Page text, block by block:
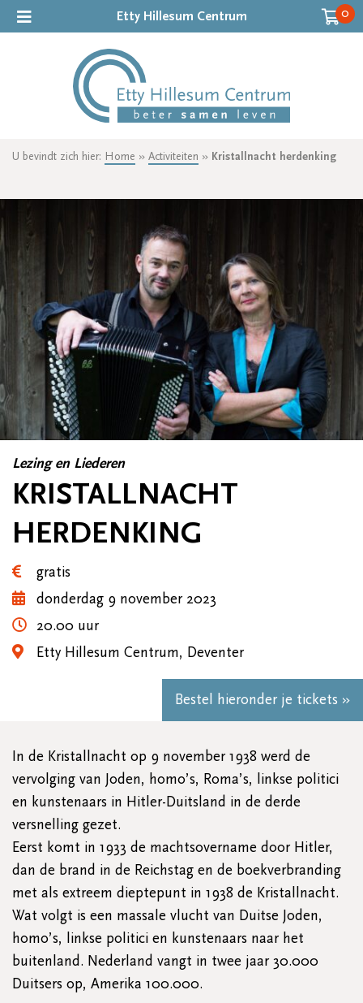
Etty Hillesum Centrum 0
U bevindt zich hier: Home » Activiteiten » Kristallnacht herdenking
Bestel hieronder je tickets »
Lezing en Liederen
KRISTALLNACHT
HERDENKING
gratis
donderdag 9 november 2023
20.00 uur
Etty Hillesum Centrum, Deventer
In de Kristallnacht op 9 november 1938 werd de
vervolging van Joden, homo’s, Roma’s, linkse politici
en kunstenaars in Hitler-Duitsland in de derde
versnelling gezet.
Eerst komt in 1933 de machtsovername door Hitler,
dan de brand in de Reichstag en de boekverbranding
met als extreem dieptepunt in 1938 de Kristallnacht.
Wat volgt is een massale vlucht van Duitse Joden,
homo’s, linkse politici en kunstenaars naar het
buitenland. Nederland vangt in twee jaar 30.000
Duitsers op, Amerika 100.000.